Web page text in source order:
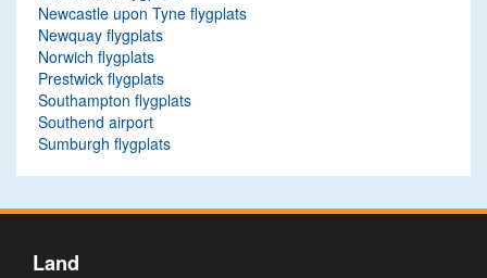
Newcastle upon Tyne flygplats
Newquay flygplats
Norwich flygplats
Prestwick flygplats
Southampton flygplats
Southend airport
Sumburgh flygplats
Land